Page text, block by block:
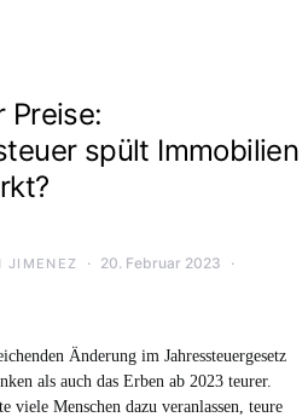
Preise:
spült Immobilien
JIMENEZ 20. Februar 2023
Änderung im Jahressteuergesetz
als auch das Erben ab 2023 teurer.
viele Menschen dazu veranlassen, teure